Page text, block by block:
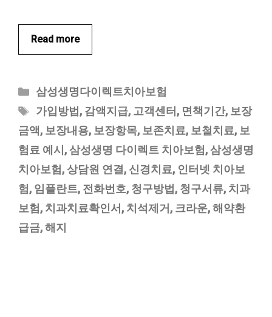
Read more
카
테
고
리
삼성생명다이렉트치아보험
태
그
가입방법 , 감액지급, 고객센터 , 면책기간, 보장
금액 , 보장내용, 보장항목, 보존치료, 보철치료, 보
험료 예시 ,삼성생명 다이렉트 치아보험 ,삼성생명
치아보험 ,상담원 연결, 신경치료, 인터넷 치아보
험 , 임플란트, 전화번호, 청구방법 , 청구서류, 치과
보험 , 치과치료확인서 , 치석제거 , 크라운,해약환
급금,해지